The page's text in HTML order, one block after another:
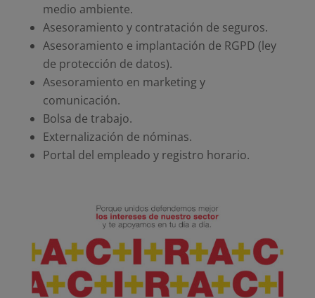
medio ambiente.
Asesoramiento y contratación de seguros.
Asesoramiento e implantación de RGPD (ley
de protección de datos).
Asesoramiento en marketing y
comunicación.
Bolsa de trabajo.
Externalización de nóminas.
Portal del empleado y registro horario.